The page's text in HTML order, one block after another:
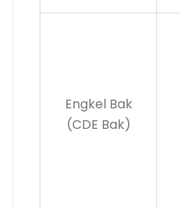
Engkel Bak
(CDE Bak)